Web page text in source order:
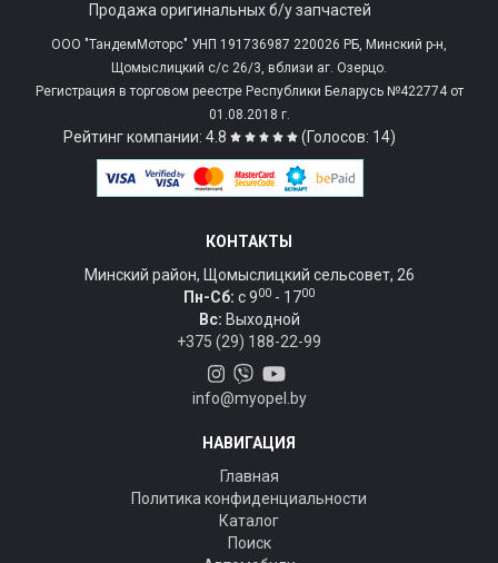
Продажа оригинальных б/у запчастей
ООО "ТандемМоторс" УНП 191736987 220026 РБ, Минский р-н,
Щомыслицкий с/c 26/3, вблизи аг. Озерцо.
Регистрация в торговом реестре Республики Беларусь №422774 от
01.08.2018 г.
Рейтинг компании: 4.8 (Голосов: 14)
КОНТАКТЫ
Минский район, Щомыслицкий сельсовет, 26
Пн-Сб: c 900 - 1700
Вс: Выходной
+375 (29) 188-22-99
info@myopel.by
НАВИГАЦИЯ
Главная
Политика конфиденциальности
Каталог
Поиск